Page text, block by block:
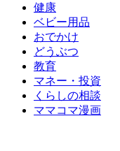
健康
ベビー用品
おでかけ
どうぶつ
教育
マネー・投資
くらしの相談
ママコマ漫画